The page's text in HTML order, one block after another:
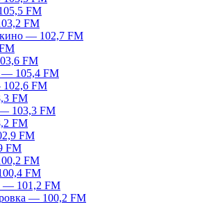
FM
FM
— 102,7 FM
FM
105,4 FM
FM
FM
— 103,3 FM
FM
FM
FM
FM
FM
— 101,2 FM
— 100,2 FM